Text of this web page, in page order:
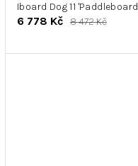
Iboard Dog 11 'Paddleboard
6 778 Kč 8 472 Kč